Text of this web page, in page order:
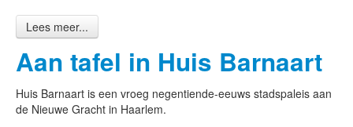
Lees meer...
Aan tafel in Huis Barnaart
Huis Barnaart is een vroeg negentiende-eeuws stadspaleis aan
de Nieuwe Gracht in Haarlem.